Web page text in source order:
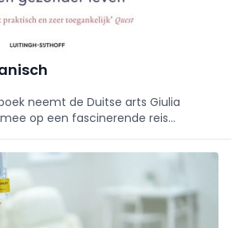
neemt de Duitse arts Giulia
op een fascinerende reis
worden op een originele